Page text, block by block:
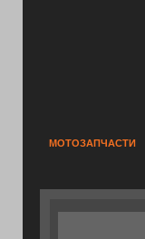
МОТОЗАПЧАСТИ